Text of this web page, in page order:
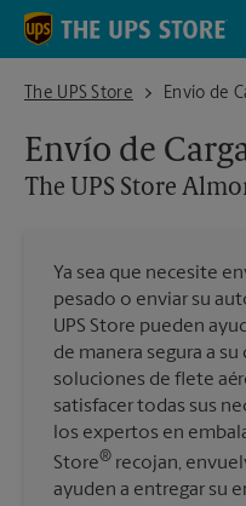
Skip to content
Return to Nav
The UPS Store
The UPS Store Almond Plaza
Envío de
Envío de
The UPS Store
Ya sea que necesite
pesado o enviar su
UPS Store pueden
de manera segura a
soluciones de flete
satisfacer todas sus
los expertos en
Store® recojan,
ayuden a entregar su